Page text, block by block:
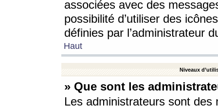
associées avec des
possibilité d’utiliser des
définies par l’administrateur
Haut
Niveaux
» Que sont les
Les administrateurs sont